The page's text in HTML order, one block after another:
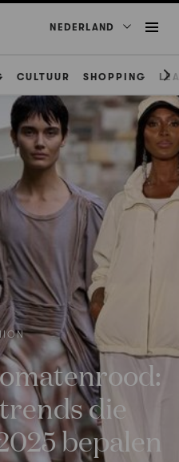
NEDERLAND
CULTUUR SHOPPING
die
bepalen